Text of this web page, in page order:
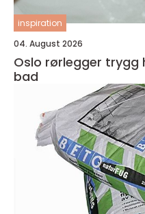
inspiration
04. August 2026
Oslo rørlegger trygg hjelp til vann, varme og
bad